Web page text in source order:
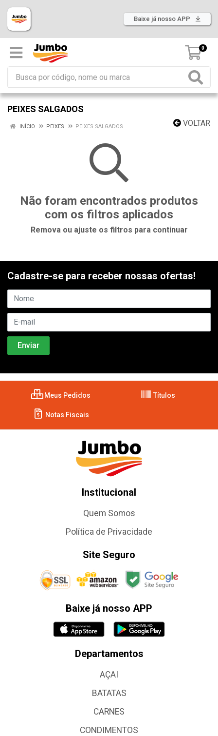
Baixe já nosso APP
0
PEIXES SALGADOS
VOLTAR
INÍCIO PEIXES PEIXES SALGADOS
Não foram encontrados produtos
com os filtros aplicados
Remova ou ajuste os filtros para continuar
Cadastre-se para receber nossas ofertas!
Meus Pedidos Títulos
Notas Fiscais
Institucional
Quem Somos
Política de Privacidade
Site Seguro
Baixe já nosso APP
Departamentos
AÇAI
BATATAS
CARNES
CONDIMENTOS